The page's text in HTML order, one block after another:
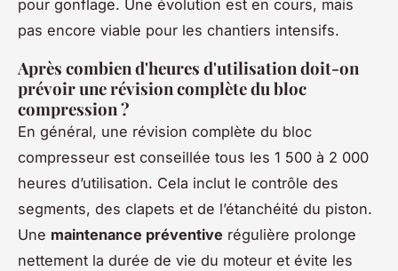
pour gonflage. Une évolution est en cours, mais
pas encore viable pour les chantiers intensifs.
Après combien d'heures d'utilisation doit-on
prévoir une révision complète du bloc
compression ?
En général, une révision complète du bloc
compresseur est conseillée tous les 1 500 à 2 000
heures d’utilisation. Cela inclut le contrôle des
segments, des clapets et de l’étanchéité du piston.
Une maintenance préventive régulière prolonge
nettement la durée de vie du moteur et évite les